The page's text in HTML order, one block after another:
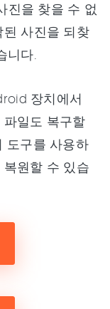
진을 찾을 수 없
사진을 되찾
니다.
장치에서
일도 복구할
도구를 사용하
원할 수 있습